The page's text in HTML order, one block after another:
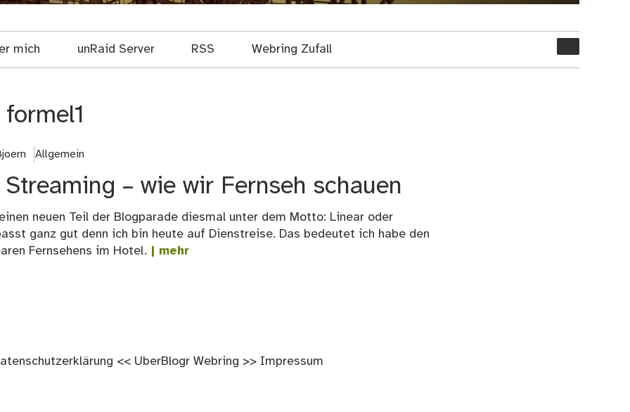
mich unRaid Server RSS Webring Zufall
Suchen
nach:
formel1
Allgemein
– wie wir Fernseh schauen
neuen Teil der Blogparade diesmal unter dem Motto: Linear oder
ganz gut denn ich bin heute auf Dienstreise. Das bedeutet ich habe den
Fernsehens im Hotel. | mehr
<< UberBlogr Webring >> Impressum